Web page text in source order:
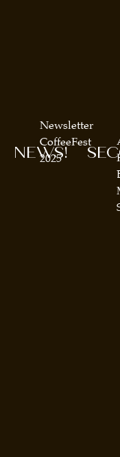
NEWS!
Newsletter
CoffeeFest
2025